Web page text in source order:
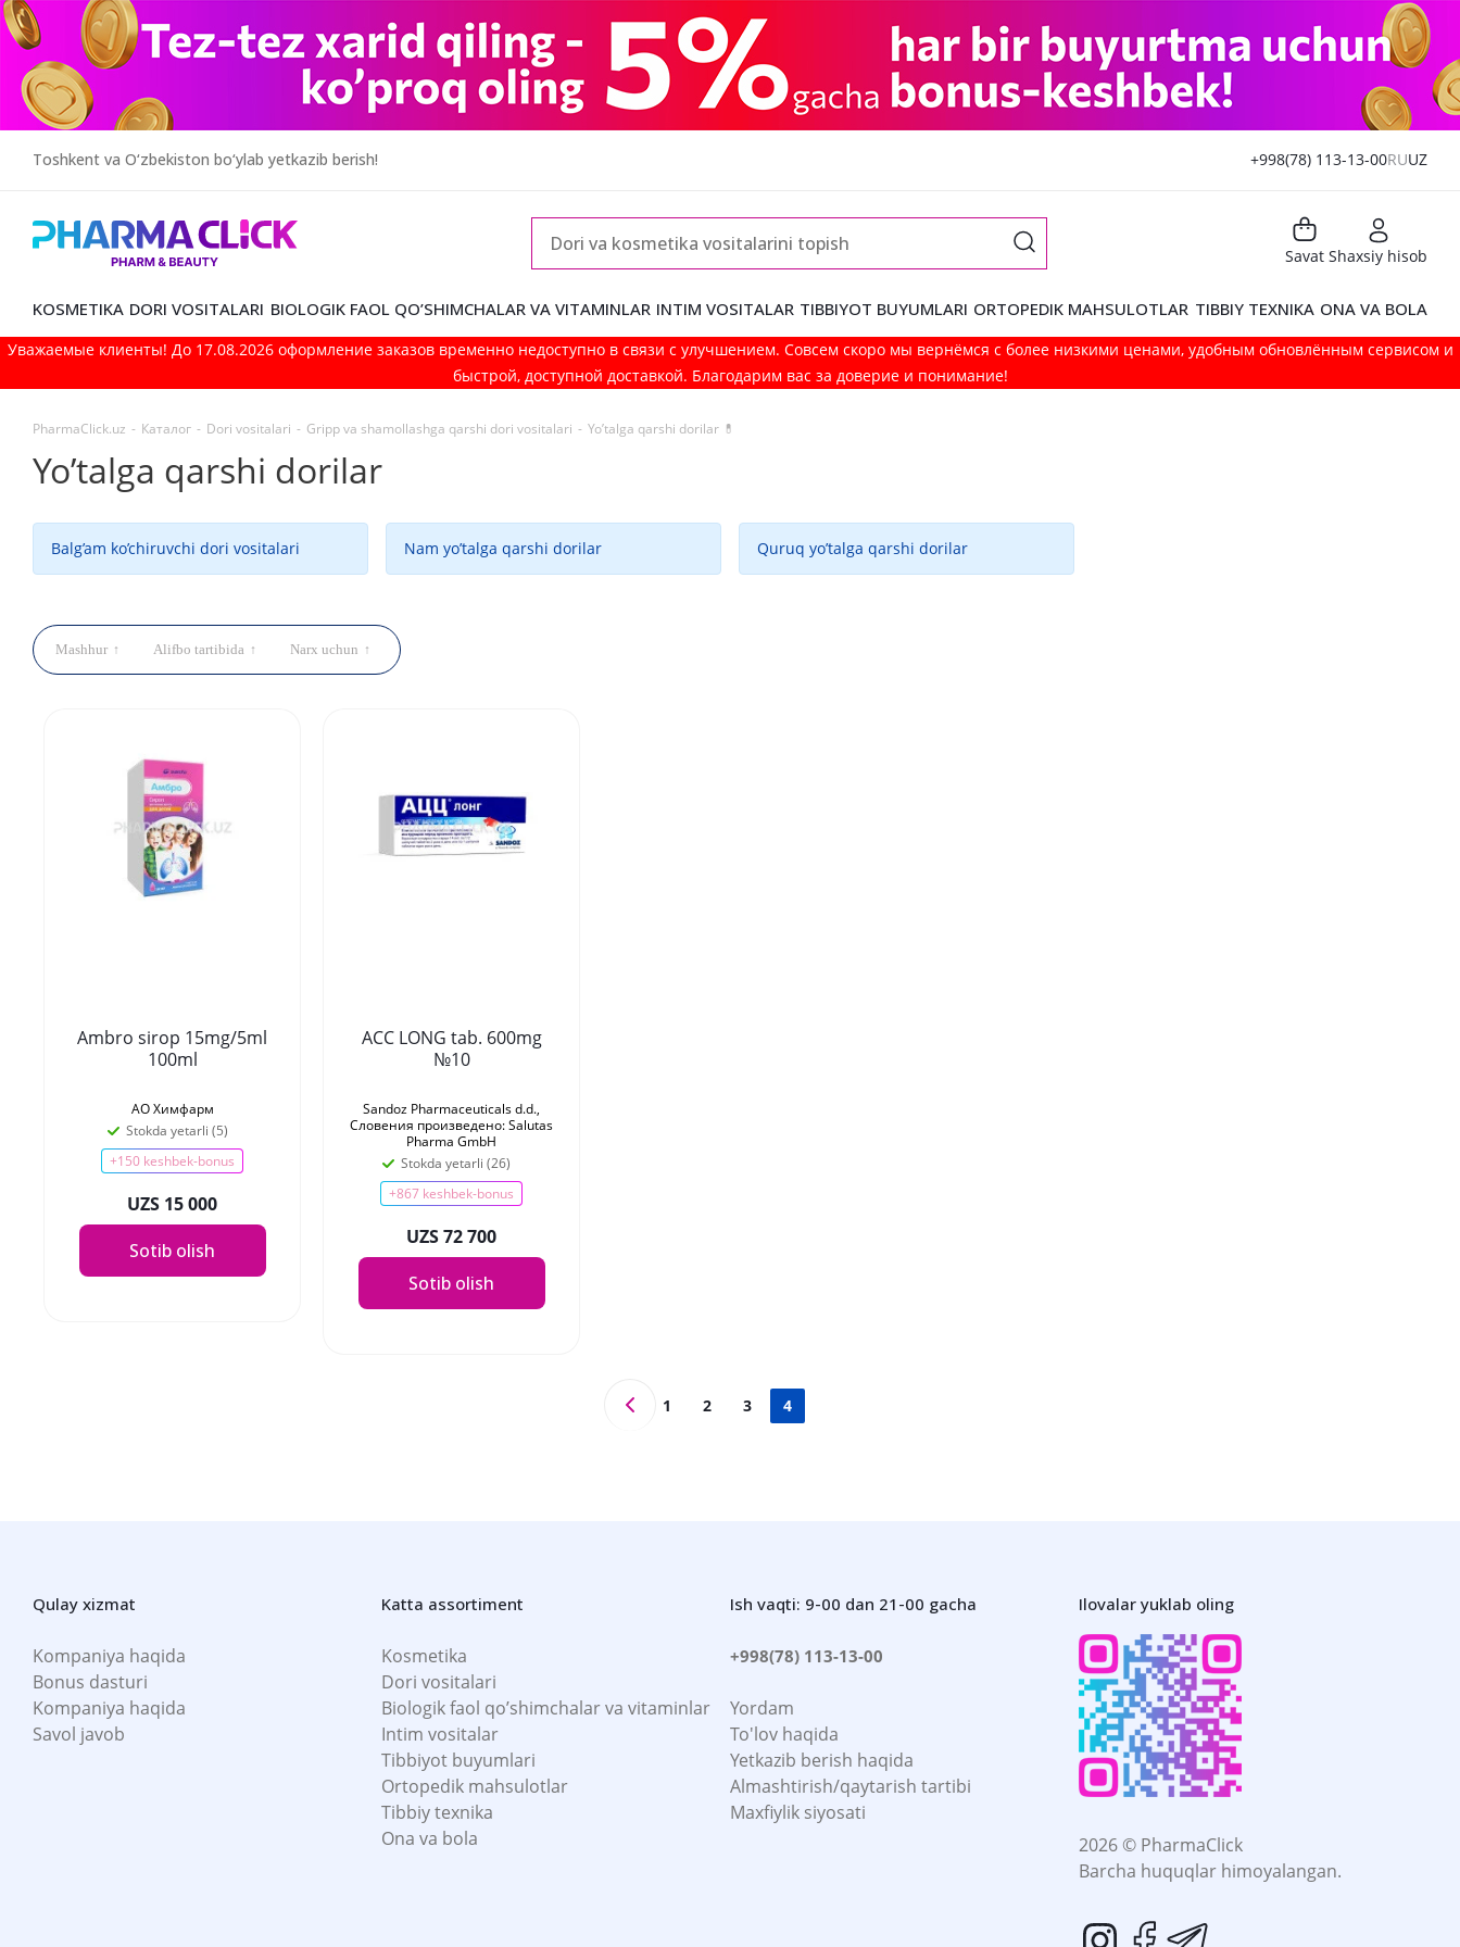
Toshkent va O‘zbekiston bo‘ylab yetkazib berish! +998(78) 113-13-00RUUZ
Savat Shaxsiy hisob
KOSMETIKA DORI VOSITALARI BIOLOGIK FAOL QO’SHIMCHALAR VA VITAMINLAR INTIM VOSITALAR TIBBIYOT BUYUMLARI ORTOPEDIK MAHSULOTLAR TIBBIY TEXNIKA ONA VA BOLA
Уважаемые клиенты! До 17.08.2026 оформление заказов временно недоступно в связи с улучшением. Совсем скоро мы вернёмся с более низкими ценами, удобным обновлённым сервисом и
быстрой, доступной доставкой. Благодарим вас за доверие и понимание!
PharmaClick.uz - Каталог - Dori vositalari - Gripp va shamollashga qarshi dori vositalari - Yo’talga qarshi dorilar 💊
Yo’talga qarshi dorilar
Balg’am ko’chiruvchi dori vositalari Nam yo’talga qarshi dorilar Quruq yo’talga qarshi dorilar
Mashhur Alifbo tartibida Narx uchun
Ambro sirop 15mg/5ml
100ml
АО Химфарм
Stokda yetarli (5)
+150 keshbek-bonus
UZS 15 000
Sotib olish
ACC LONG tab. 600mg
№10
Sandoz Pharmaceuticals d.d.,
Словения произведено: Salutas
Pharma GmbH
Stokda yetarli (26)
+867 keshbek-bonus
UZS 72 700
Sotib olish
1 2 3 4
Qulay xizmat
Kompaniya haqida
Bonus dasturi
Kompaniya haqida
Savol javob
Katta assortiment
Kosmetika
Dori vositalari
Biologik faol qo’shimchalar va vitaminlar
Intim vositalar
Tibbiyot buyumlari
Ortopedik mahsulotlar
Tibbiy texnika
Ona va bola
Ish vaqti: 9-00 dan 21-00 gacha
+998(78) 113-13-00
Yordam
To'lov haqida
Yetkazib berish haqida
Almashtirish/qaytarish tartibi
Maxfiylik siyosati
Ilovalar yuklab oling
2026 © PharmaClick
Barcha huquqlar himoyalangan.